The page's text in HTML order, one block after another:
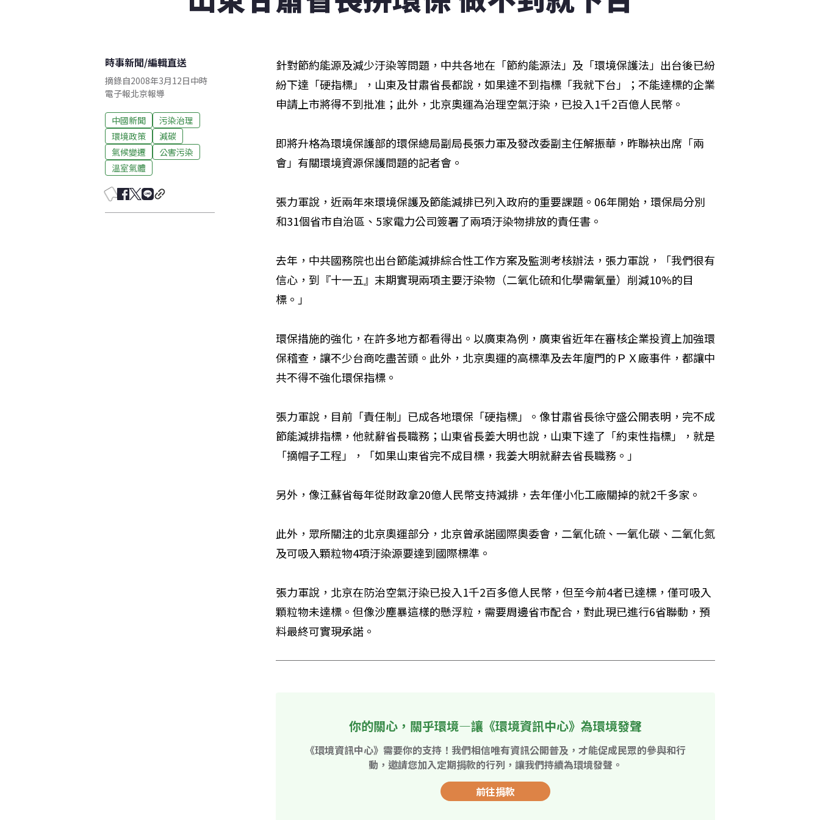
時事新聞/編輯直送
摘錄自2008年3月12日中時
電子報北京報導
中國新聞
污染治理
環境政策
減碳
氣候變遷
公害污染
溫室氣體
針對節約能源及減少汙染等問題，中共各地在「節約能源法」及「環境保護法」出台後已紛
紛下達「硬指標」，山東及甘肅省長都說，如果達不到指標「我就下台」；不能達標的企業
申請上市將得不到批准；此外，北京奧運為治理空氣汙染，已投入1千2百億人民幣。
即將升格為環境保護部的環保總局副局長張力軍及發改委副主任解振華，昨聯袂出席「兩
會」有關環境資源保護問題的記者會。
張力軍說，近兩年來環境保護及節能減排已列入政府的重要課題。06年開始，環保局分別
和31個省市自治區、5家電力公司簽署了兩項汙染物排放的責任書。
去年，中共國務院也出台節能減排綜合性工作方案及監測考核辦法，張力軍說，「我們很有
信心，到『十一五』末期實現兩項主要汙染物（二氧化硫和化學需氧量）削減10%的目
標。」
環保措施的強化，在許多地方都看得出。以廣東為例，廣東省近年在審核企業投資上加強環
保稽查，讓不少台商吃盡苦頭。此外，北京奧運的高標準及去年廈門的ＰＸ廠事件，都讓中
共不得不強化環保指標。
張力軍說，目前「責任制」已成各地環保「硬指標」。像甘肅省長徐守盛公開表明，完不成
節能減排指標，他就辭省長職務；山東省長姜大明也說，山東下達了「約束性指標」，就是
「摘帽子工程」，「如果山東省完不成目標，我姜大明就辭去省長職務。」
另外，像江蘇省每年從財政拿20億人民幣支持減排，去年僅小化工廠關掉的就2千多家。
此外，眾所關注的北京奧運部分，北京曾承諾國際奧委會，二氧化硫、一氧化碳、二氧化氮
及可吸入顆粒物4項汙染源要達到國際標準。
張力軍說，北京在防治空氣汙染已投入1千2百多億人民幣，但至今前4者已達標，僅可吸入
顆粒物未達標。但像沙塵暴這樣的懸浮粒，需要周邊省市配合，對此現已進行6省聯動，預
料最終可實現承諾。
你的關心，關乎環境—讓《環境資訊中心》為環境發聲
《環境資訊中心》需要你的支持！我們相信唯有資訊公開普及，才能促成民眾的參與和行
動，邀請您加入定期捐款的行列，讓我們持續為環境發聲。
前往捐款